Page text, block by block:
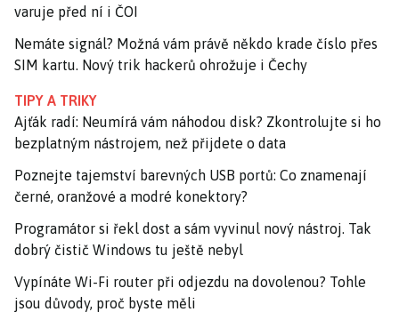
varuje před ní i ČOI
Nemáte signál? Možná vám právě někdo krade číslo přes
SIM kartu. Nový trik hackerů ohrožuje i Čechy
TIPY A TRIKY
Ajťák radí: Neumírá vám náhodou disk? Zkontrolujte si ho
bezplatným nástrojem, než přijdete o data
Poznejte tajemství barevných USB portů: Co znamenají
černé, oranžové a modré konektory?
Programátor si řekl dost a sám vyvinul nový nástroj. Tak
dobrý čistič Windows tu ještě nebyl
Vypínáte Wi-Fi router při odjezdu na dovolenou? Tohle
jsou důvody, proč byste měli